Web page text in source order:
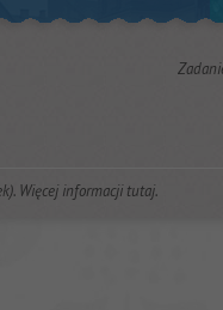
Więcej informacjitutaj.